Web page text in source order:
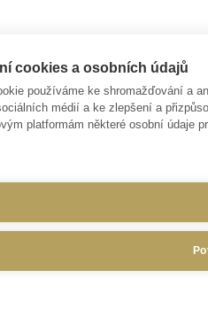
cookies a osobních údajů
používáme ke shromažďování a
médií a ke zlepšení a
platformám některé osobní údaje